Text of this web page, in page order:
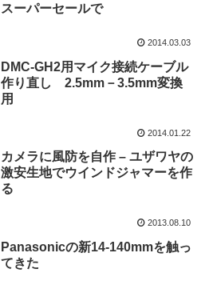
スーパーセールで
2014.03.03
DMC-GH2用マイク接続ケーブル
作り直し 2.5mm－3.5mm変換
用
2014.01.22
カメラに風防を自作 – ユザワヤの
激安生地でウインドジャマーを作
る
2013.08.10
Panasonicの新14-140mmを触っ
てきた